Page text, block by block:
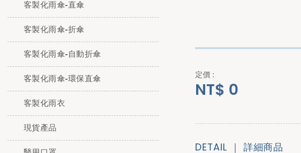
客製化雨傘-直傘
客製化雨傘-折傘
客製化雨傘-自動折傘
客製化雨傘-環保直傘
客製化雨衣
現貨產品
定價 :
NT$ 0
DETAIL ｜ 詳細商品